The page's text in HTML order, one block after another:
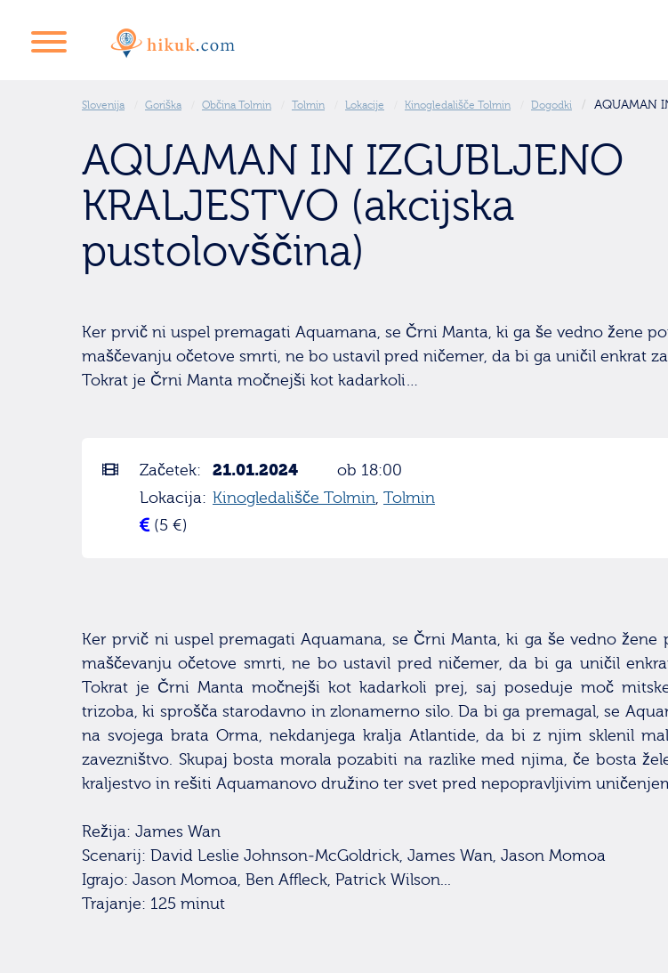
Slovenija Goriška Občina Tolmin Tolmin Lokacije Kinogledališče Tolmin Dogodki AQUAMAN
AQUAMAN IN IZGUBLJENO
KRALJESTVO (akcijska
pustolovščina)
Ker prvič ni uspel premagati Aquamana, se Črni Manta, ki ga še vedno žene
maščevanju očetove smrti, ne bo ustavil pred ničemer, da bi ga uničil enkrat
Tokrat je Črni Manta močnejši kot kadarkoli…
Začetek: 21.01.2024
ob 18:00
Lokacija: Kinogledališče Tolmin, Tolmin
(5 €)
Ker prvič ni uspel premagati Aquamana, se Črni Manta, ki ga še vedno žene
maščevanju očetove smrti, ne bo ustavil pred ničemer, da bi ga uničil
Tokrat je Črni Manta močnejši kot kadarkoli prej, saj poseduje moč
trizoba, ki sprošča starodavno in zlonamerno silo. Da bi ga premagal, se
na svojega brata Orma, nekdanjega kralja Atlantide, da bi z njim sklenil
zavezništvo. Skupaj bosta morala pozabiti na razlike med njima, če bosta
kraljestvo in rešiti Aquamanovo družino ter svet pred nepopravljivim
Režija: James Wan
Scenarij: David Leslie Johnson-McGoldrick, James Wan, Jason Momoa
Igrajo: Jason Momoa, Ben Affleck, Patrick Wilson...
Trajanje: 125 minut